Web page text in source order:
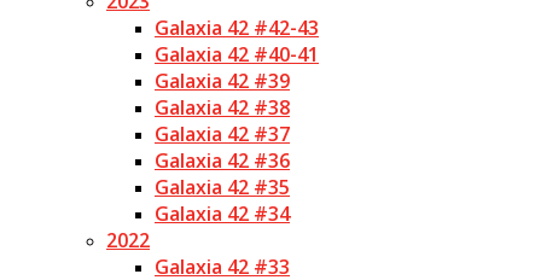
Galaxia 42 #42-43
Galaxia 42 #40-41
Galaxia 42 #39
Galaxia 42 #38
Galaxia 42 #37
Galaxia 42 #36
Galaxia 42 #35
Galaxia 42 #34
2022
Galaxia 42 #33